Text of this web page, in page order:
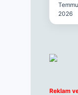
2026
Reklam